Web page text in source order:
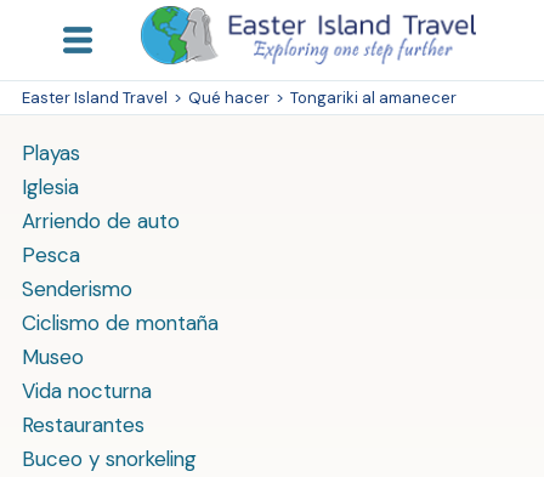
Easter Island Travel > Qué hacer > Tongariki al amanecer
Playas
Iglesia
Arriendo de auto
Pesca
Senderismo
Ciclismo de montaña
Museo
Vida nocturna
Restaurantes
Buceo y snorkeling